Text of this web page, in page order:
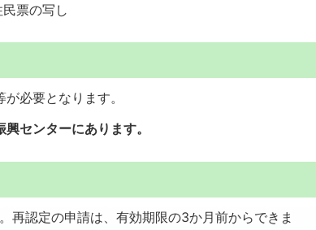
票の写し
必要となります。
センターにあります。
再認定の申請は、有効期限の3か月前からできま